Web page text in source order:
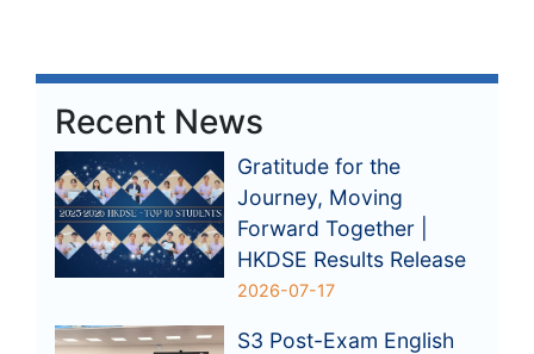
Recent News
Gratitude for the
Journey, Moving
Forward Together |
HKDSE Results Release
2026-07-17
S3 Post-Exam English